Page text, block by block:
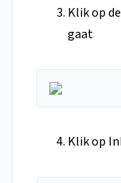
Klik op
gaat
Klik op